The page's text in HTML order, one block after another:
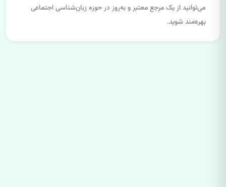
می‌توانید از یک مرجع معتبر و به‌روز در حوزه زبان‌شناسی اجتماعی
بهره‌مند شوید.